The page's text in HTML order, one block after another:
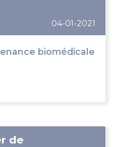
04-01-2021
biomédicale
de